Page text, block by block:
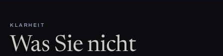
KLARHEIT
Was Sie nicht